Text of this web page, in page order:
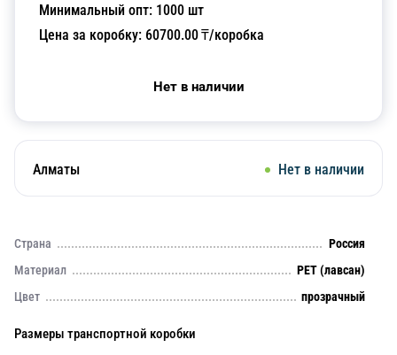
Минимальный опт: 1000 шт
Цена за коробку: 60700.00₸/коробка
Нет в наличии
Алматы Нет в наличии
Страна
Россия
Материал
PET (лавсан)
Цвет
прозрачный
Размеры транспортной коробки